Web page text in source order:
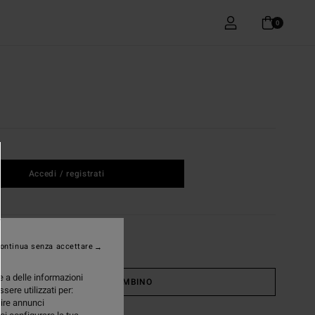
0
Accedi / registrati
BAMBINO
a delle informazioni
utilizzati per:
annunci
Continua senza accettare